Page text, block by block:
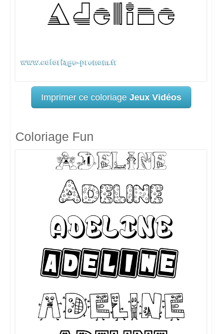
Imprimer ce coloriage Jeux Vidéos
Coloriage Fun